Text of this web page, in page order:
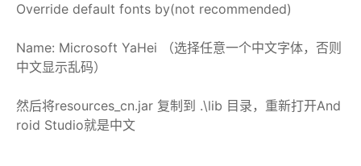
Override default fonts by(not recommended)
Name: Microsoft YaHei （选择任意一个中文字体，否则
中文显示乱码）
然后将resources_cn.jar 复制到 .\lib 目录，重新打开And
roid Studio就是中文